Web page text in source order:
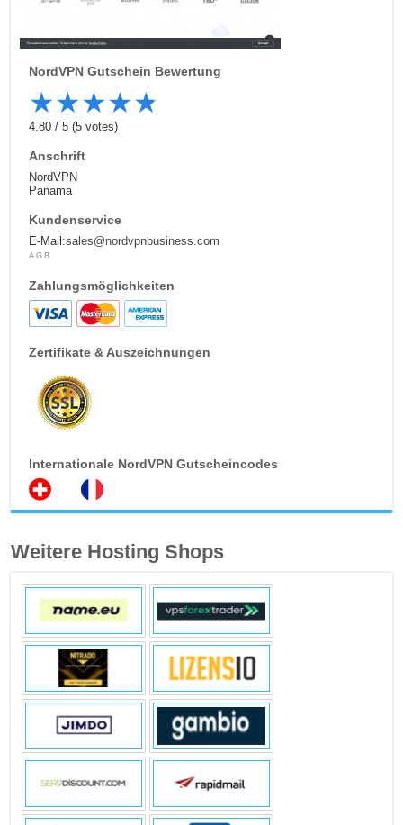
NordVPN Gutschein Bewertung
★★★★★
4.80/5 (5 votes)
Anschrift
NordVPN
Panama
Kundenservice
E-Mail:sales@nordvpnbusiness.com
AGB
Zahlungsmöglichkeiten
Zertifikate & Auszeichnungen
Internationale NordVPN Gutscheincodes
Weitere Hosting Shops